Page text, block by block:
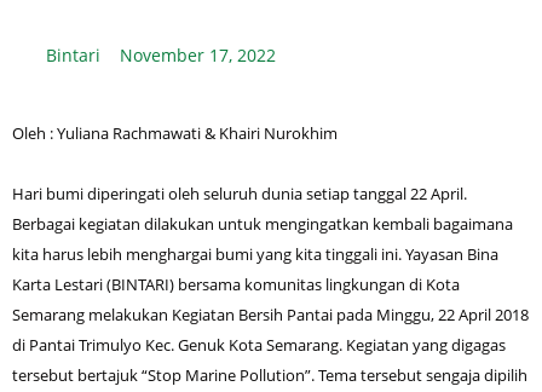
Bintari November 17, 2022
Oleh : Yuliana Rachmawati & Khairi Nurokhim
Hari bumi diperingati oleh seluruh dunia setiap tanggal 22 April.
Berbagai kegiatan dilakukan untuk mengingatkan kembali bagaimana
kita harus lebih menghargai bumi yang kita tinggali ini. Yayasan Bina
Karta Lestari (BINTARI) bersama komunitas lingkungan di Kota
Semarang melakukan Kegiatan Bersih Pantai pada Minggu, 22 April 2018
di Pantai Trimulyo Kec. Genuk Kota Semarang. Kegiatan yang digagas
tersebut bertajuk “Stop Marine Pollution”. Tema tersebut sengaja dipilih